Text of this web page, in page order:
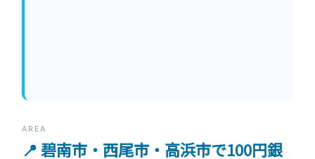
AREA
📍 碧南市・西尾市・高浜市で100円銀